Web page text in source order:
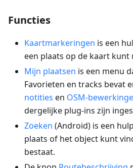
Functies
Kaartmarkeringen is een
een plaats op de kaart kunt
Mijn plaatsen is een menu
Favorieten en tracks bevat
notities en OSM-
dergelijke plug-ins zijn
Zoeken (Android) is een
plaats of het object kunt
bestaat.